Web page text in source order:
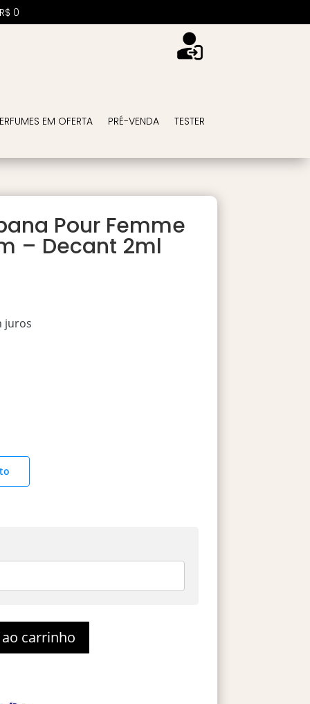
R$ 0
EM OFERTA PRÉ-VENDA
TESTER
Pour Femme
– Decant 2ml
juros
carrinho